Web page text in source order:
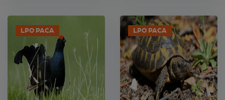
LPO PACA LPO PACA